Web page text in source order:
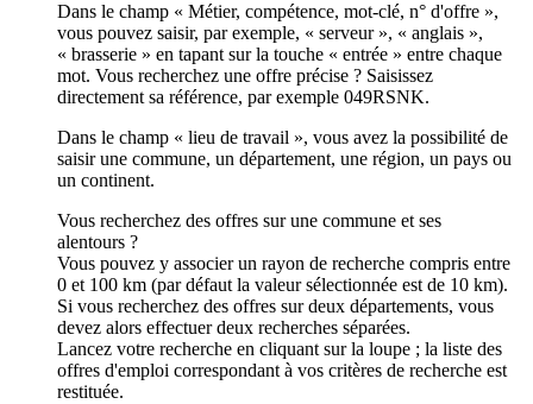
Dans le champ « Métier, compétence, mot-clé, n° d'offre »,
vous pouvez saisir, par exemple, « serveur », « anglais »,
« brasserie » en tapant sur la touche « entrée » entre chaque
mot. Vous recherchez une offre précise ? Saisissez
directement sa référence, par exemple 049RSNK.
Dans le champ « lieu de travail », vous avez la possibilité de
saisir une commune, un département, une région, un pays ou
un continent.
Vous recherchez des offres sur une commune et ses
alentours ?
Vous pouvez y associer un rayon de recherche compris entre
0 et 100 km (par défaut la valeur sélectionnée est de 10 km).
Si vous recherchez des offres sur deux départements, vous
devez alors effectuer deux recherches séparées.
Lancez votre recherche en cliquant sur la loupe ; la liste des
offres d'emploi correspondant à vos critères de recherche est
restituée.